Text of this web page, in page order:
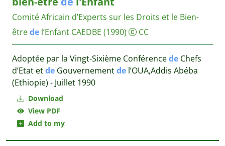
Download
View PDF
Add to my
Comité Africain d’Experts sur les Droits et le Bien-
êtrede l’Enfant CAEDBE (1990) CC
Adoptée par la Vingt-Sixième Conférencede Chefs
d’Etat etde Gouvernementde l’OUA,Addis Abéba
(Ethiopie) - Juillet 1990